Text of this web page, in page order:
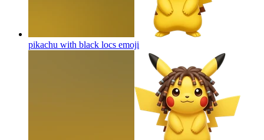
pikachu with black locs emoji